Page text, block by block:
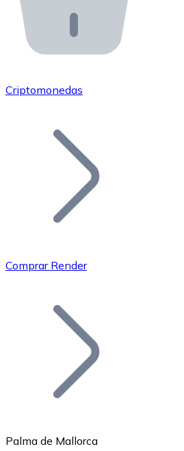
Bitnovo API
Integra nuestra API en tu
Únete a nuestra red de
Añade tu proyecto a nuestro
Bitcoin
Criptomonedas
Comprar Render
Palma de Mallorca